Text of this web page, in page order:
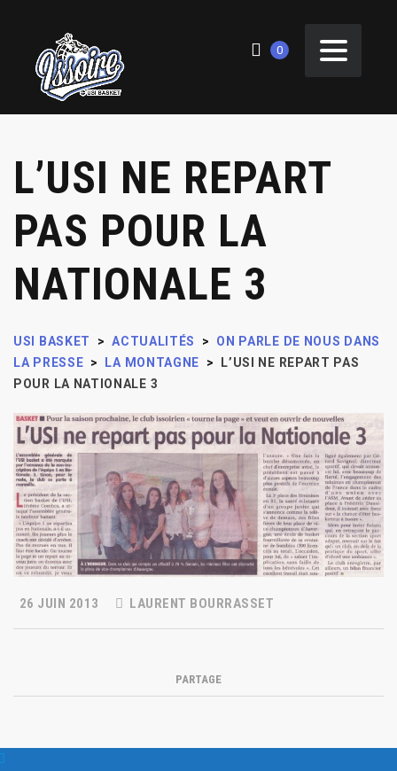
0
L’USI NE REPART
PAS POUR LA
NATIONALE 3
USI BASKET > ACTUALITÉS >
ON PARLE DE NOUS DANS
LA PRESSE > LA MONTAGNE >
L’USI NE REPART PAS
POUR LA NATIONALE 3
26 JUIN 2013 LAURENT BOURRASSET
PARTAGE